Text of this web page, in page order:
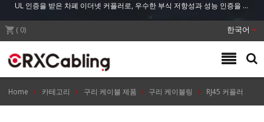
UL 인증을 받은 차폐 이더넷 커플러로, 우수한 부식 저항성과 성능 인증을 갖
춘 신뢰할 수 있는 고밀도 네트워크 연결을 위해 설계되었습니다.
( 0) 한국어
Home 카테고리 구리 케이블 제품 구리 케이블링 RJ45 커플러